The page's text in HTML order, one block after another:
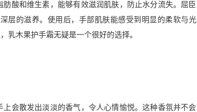
酸和维生素，能够有效滋润肌肤，防止水分流失。屈臣
层的滋养。使用后，手部肌肤能感受到明显的柔软与光
乳木果护手霜无疑是一个很好的选择。
会散发出淡淡的香气，令人心情愉悦。这种香氛并不会